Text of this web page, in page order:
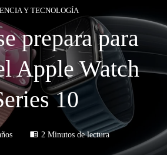
Y TECNOLOGÍA
prepara para
Apple Watch
10
2 Minutos de lectura